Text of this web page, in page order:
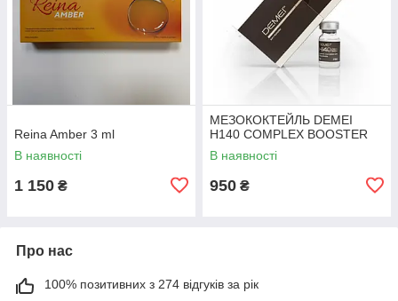
Reina Amber 3 ml
В наявності
1 150 ₴
МЕЗОКОКТЕЙЛЬ DEMEI
H140 COMPLEX BOOSTER
В наявності
950 ₴
Про нас
100% позитивних з 274 відгуків за рік